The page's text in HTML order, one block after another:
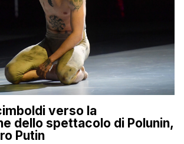
verso la
dello spettacolo di Polunin,
Putin